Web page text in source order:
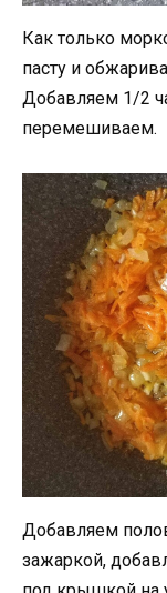
Как только
пасту и
Добавляем 1/2
перемешиваем.
Добавляем
зажаркой,